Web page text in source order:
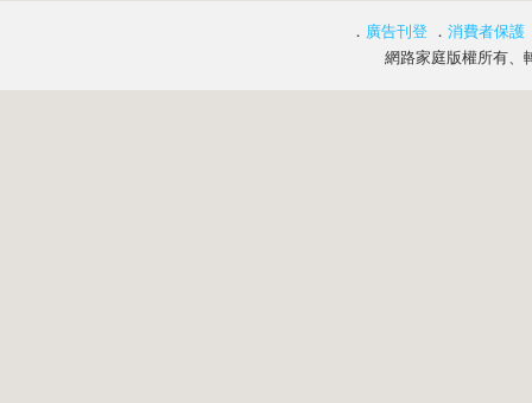
． 廣告刊登 ． 消費者保護
網路家庭版權所有、